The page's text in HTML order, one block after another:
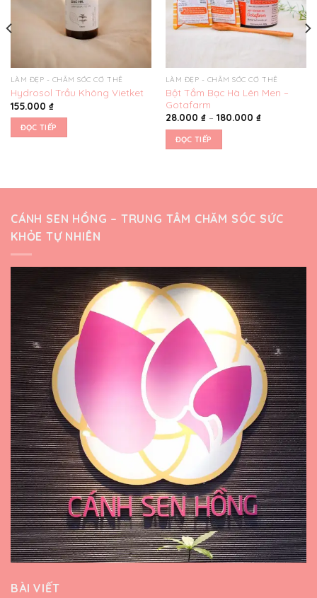
LÀM ĐẸP - CHĂM SÓC CƠ THỂ
Hydrosol Trầu Không Vietket
155.000 ₫
ĐỌC TIẾP
LÀM ĐẸP - CHĂM SÓC CƠ THỂ
Bột Tắm Bạc Hà Lên Men –
Gotafarm
28.000 ₫– 180.000 ₫
ĐỌC TIẾP
CÁNH SEN HỒNG – TRUNG TÂM CHĂM SÓC SỨC
KHỎE TỰ NHIÊN
BÀI VIẾT